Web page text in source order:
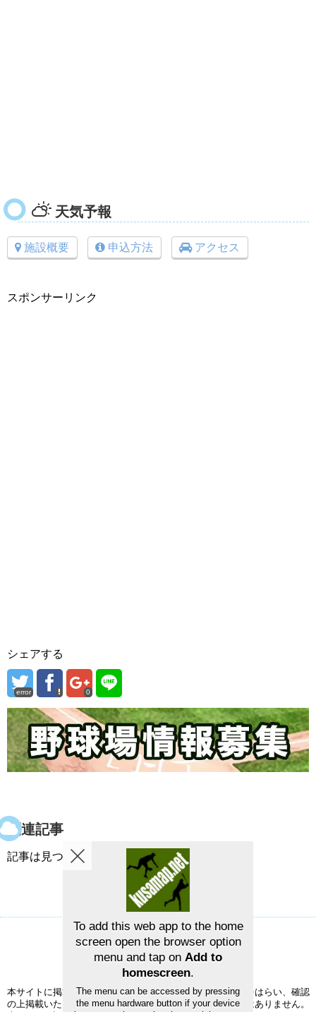
天気予報
施設概要 申込方法 アクセス
スポンサーリンク
シェアする
error 0
関連記事
記事は見つかりませんでした。
草野球グラウンドマップ お問い合せ
草野球グラウンドマップ
本サイトに掲載された情報の正確性については、充分注意をはらい、確認
の上掲載いたしますが、完全性、正確性を保証するものではありません。
To add this web app to the home
screen open the browser option
menu and tap on Add to
homescreen.
The menu can be accessed by pressing
the menu hardware button if your device